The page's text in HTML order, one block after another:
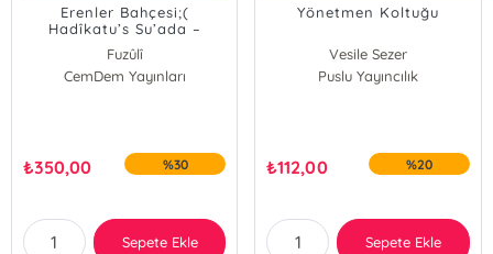
Erenler Bahçesi;(
Hadîkatu’s Su’ada –
Kerbelâ’ya Ağıt )
Fuzûlî
CemDem Yayınları
₺350,00 %30
Sepete Ekle
Yönetmen Koltuğu
Vesile Sezer
Puslu Yayıncılık
₺112,00 %20
Sepete Ekle